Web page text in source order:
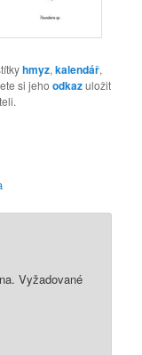
hmyz,kalendář,
si jehoodkazuložit
Vyžadované